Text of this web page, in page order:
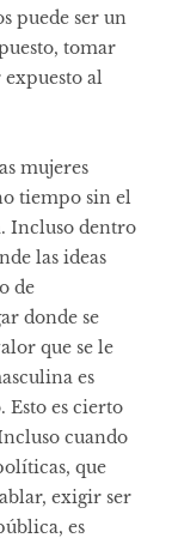
puede ser un
tomar
al
mujeres
tiempo sin el
Incluso dentro
las ideas
de
donde se
que se le
es
Esto es cierto
cuando
que
exigir ser
es